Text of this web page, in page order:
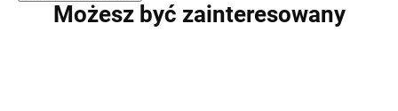
Możesz być zainteresowany